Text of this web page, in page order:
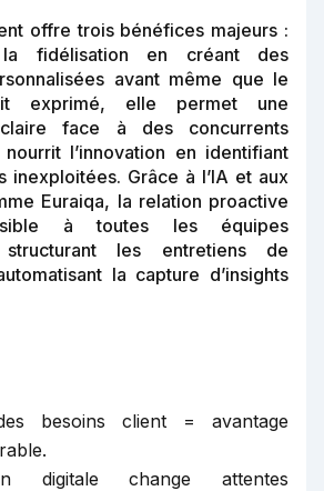
offre trois bénéfices majeurs :
fidélisation en créant des
avant même que le
exprimé, elle permet une
face à des concurrents
l’innovation en identifiant
inexploitées. Grâce à l’IA et aux
Euraiqa, la relation proactive
à toutes les équipes
structurant les entretiens de
la capture d’insights
besoins client = avantage
digitale change attentes